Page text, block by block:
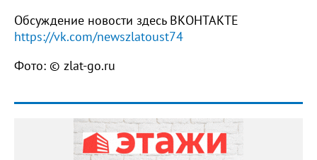
Обсуждение новости здесь ВКОНТАКТЕ
https://vk.com/newszlatoust74
Фото: © zlat-go.ru